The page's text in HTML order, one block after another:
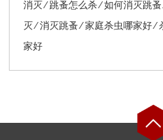
消灭 ∕ 跳蚤怎么杀 ∕ 如何消灭跳
灭 ∕ 消灭跳蚤 ∕ 家庭杀虫哪家好
家好